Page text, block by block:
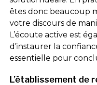
êtes donc beaucoup
votre discours de
L’écoute active est
d’instaurer la
essentielle pour
L’établissement de